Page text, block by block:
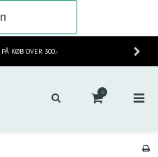
PÅ KØB OVER 300,-
0